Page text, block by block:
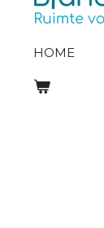
hoofdinhoud
HOME